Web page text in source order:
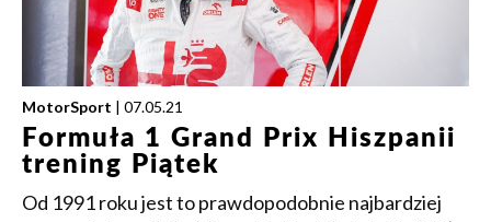
MotorSport | 07.05.21
Formuła 1 Grand Prix Hiszpanii
trening Piątek
Od 1991 roku jest to prawdopodobnie najbardziej